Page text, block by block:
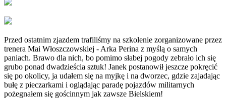
Przed ostatnim zjazdem trafiliśmy na szkolenie zorganizowane przez
trenera Mai Włoszczowskiej - Arka Perina z myślą o samych
paniach. Brawo dla nich, bo pomimo słabej pogody zebrało ich się
grubo ponad dwadzieścia sztuk! Janek postanowił jeszcze pokręcić
się po okolicy, ja udałem się na myjkę i na dworzec, gdzie zajadając
bułę z pieczarkami i oglądając paradę pojazdów militarnych
pożegnałem się gościnnym jak zawsze Bielskiem!